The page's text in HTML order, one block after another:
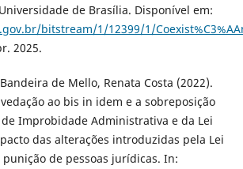
de Brasília. Disponível em:
bitstream/1/12399/1/
2025.
de Mello, Renata Costa (2022).
ao bis in idem e a sobreposição
Improbidade Administrativa e da Lei
das alterações introduzidas pela Lei
punição de pessoas jurídicas. In: